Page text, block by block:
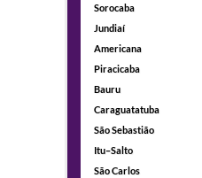
Sorocaba
Jundiaí
Americana
Piracicaba
Bauru
Caraguatatuba
São Sebastião
Itu–Salto
São Carlos